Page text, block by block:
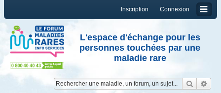
Connexion
Inscription
L'espace d'échange pour les
personnes touchées par une
maladie rare